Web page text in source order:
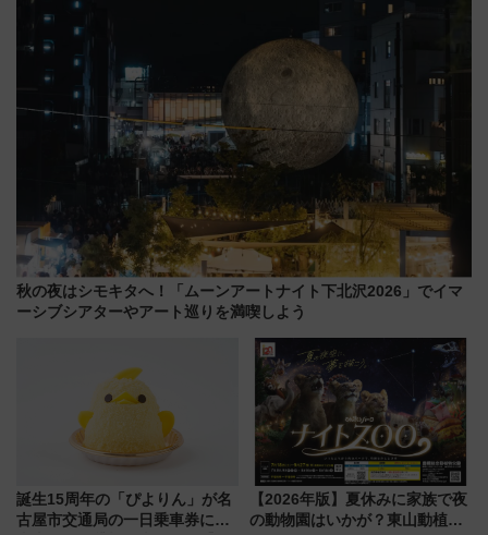
で解説！
売店舗まとめ
秋の夜はシモキタへ！「ムーンアートナイト下北沢2026」でイマ
ーシブシアターやアート巡りを満喫しよう
誕生15周年の「ぴよりん」が名
古屋市交通局の一日乗車券に！
【2026年版】夏休みに家族で夜
の動物園はいかが？東山動植物